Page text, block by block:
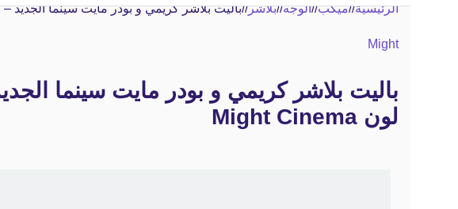
الرئيسية/ ميكب/ الوجه/ بلاشر/ باليت بلاشر كريمي و بودر مايت سينما الجديد – 12 لون Might Cinema
Might
لون Might Cinema